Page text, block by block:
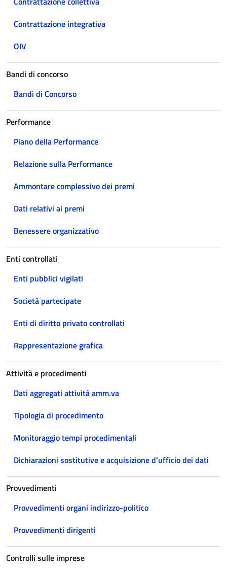
Contrattazione integrativa
OIV
Bandi di concorso
Bandi di Concorso
Performance
Piano della Performance
Relazione sulla Performance
Ammontare complessivo dei premi
Dati relativi ai premi
Benessere organizzativo
Enti controllati
Enti pubblici vigilati
Società partecipate
Enti di diritto privato controllati
Rappresentazione grafica
Attività e procedimenti
Dati aggregati attività amm.va
Tipologia di procedimento
Monitoraggio tempi procedimentali
Dichiarazioni sostitutive e acquisizione d’ufficio dei dati
Provvedimenti
Provvedimenti organi indirizzo-politico
Provvedimenti dirigenti
Controlli sulle imprese